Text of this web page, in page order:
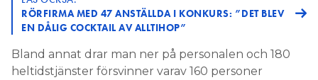
RÖRFIRMA MED 47 ANSTÄLLDA I KONKURS: ”DET BLEV
EN DÅLIG COCKTAIL AV ALLTIHOP”
Bland annat drar man ner på personalen och 180
heltidstjänster försvinner varav 160 personer